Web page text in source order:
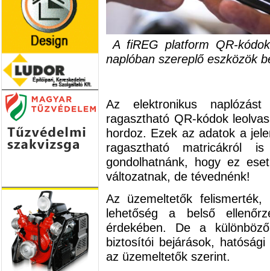
A fiREG platform QR-
naplóban szereplő eszközök
Az elektronikus
ragasztható QR-kódok
hordoz. Ezek az adatok a
ragasztható matricákról
gondolhatnánk, hogy ez
változatnak, de tévednénk!
Az üzemeltetők
lehetőség a belső
érdekében. De a
biztosítói bejárások,
az üzemeltetők szerint.